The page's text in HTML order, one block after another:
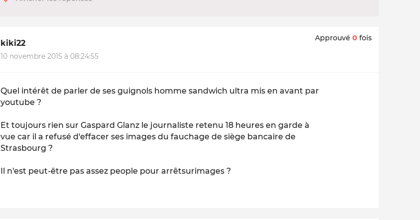
kiki22
10 novembre 2015 à 08:24:55
Approuvé 0 fois
Quel intérêt de parler de ses guignols homme sandwich ultra mis en avant par
youtube ?
Et toujours rien sur Gaspard Glanz le journaliste retenu 18 heures en garde à
vue car il a refusé d'effacer ses images du fauchage de siège bancaire de
Strasbourg ?
Il n'est peut-être pas assez people pour arrêtsurimages ?